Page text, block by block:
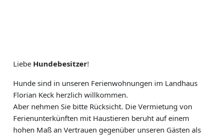
Liebe Hundebesitzer!
Hunde sind in unseren Ferienwohnungen im Landhaus
Florian Keck herzlich willkommen.
Aber nehmen Sie bitte Rücksicht. Die Vermietung von
Ferienunterkünften mit Haustieren beruht auf einem
hohen Maß an Vertrauen gegenüber unseren Gästen als